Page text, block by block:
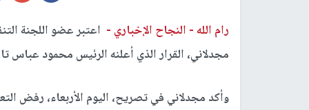
رام الله - النجاح الإخباري - اعتبر عضو اللجنة
مجدلاني، القرار الذي أعلنه الرئيس محمود عباس
وأكد مجدلاني في تصريح، اليوم الأربعاء، رفض